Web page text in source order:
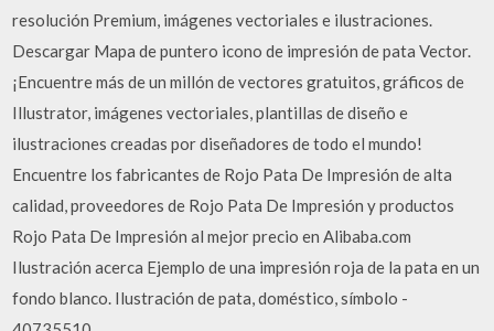
resolución Premium, imágenes vectoriales e ilustraciones.
Descargar Mapa de puntero icono de impresión de pata Vector.
¡Encuentre más de un millón de vectores gratuitos, gráficos de
Illustrator, imágenes vectoriales, plantillas de diseño e
ilustraciones creadas por diseñadores de todo el mundo!
Encuentre los fabricantes de Rojo Pata De Impresión de alta
calidad, proveedores de Rojo Pata De Impresión y productos
Rojo Pata De Impresión al mejor precio en Alibaba.com
Ilustración acerca Ejemplo de una impresión roja de la pata en un
fondo blanco. Ilustración de pata, doméstico, símbolo -